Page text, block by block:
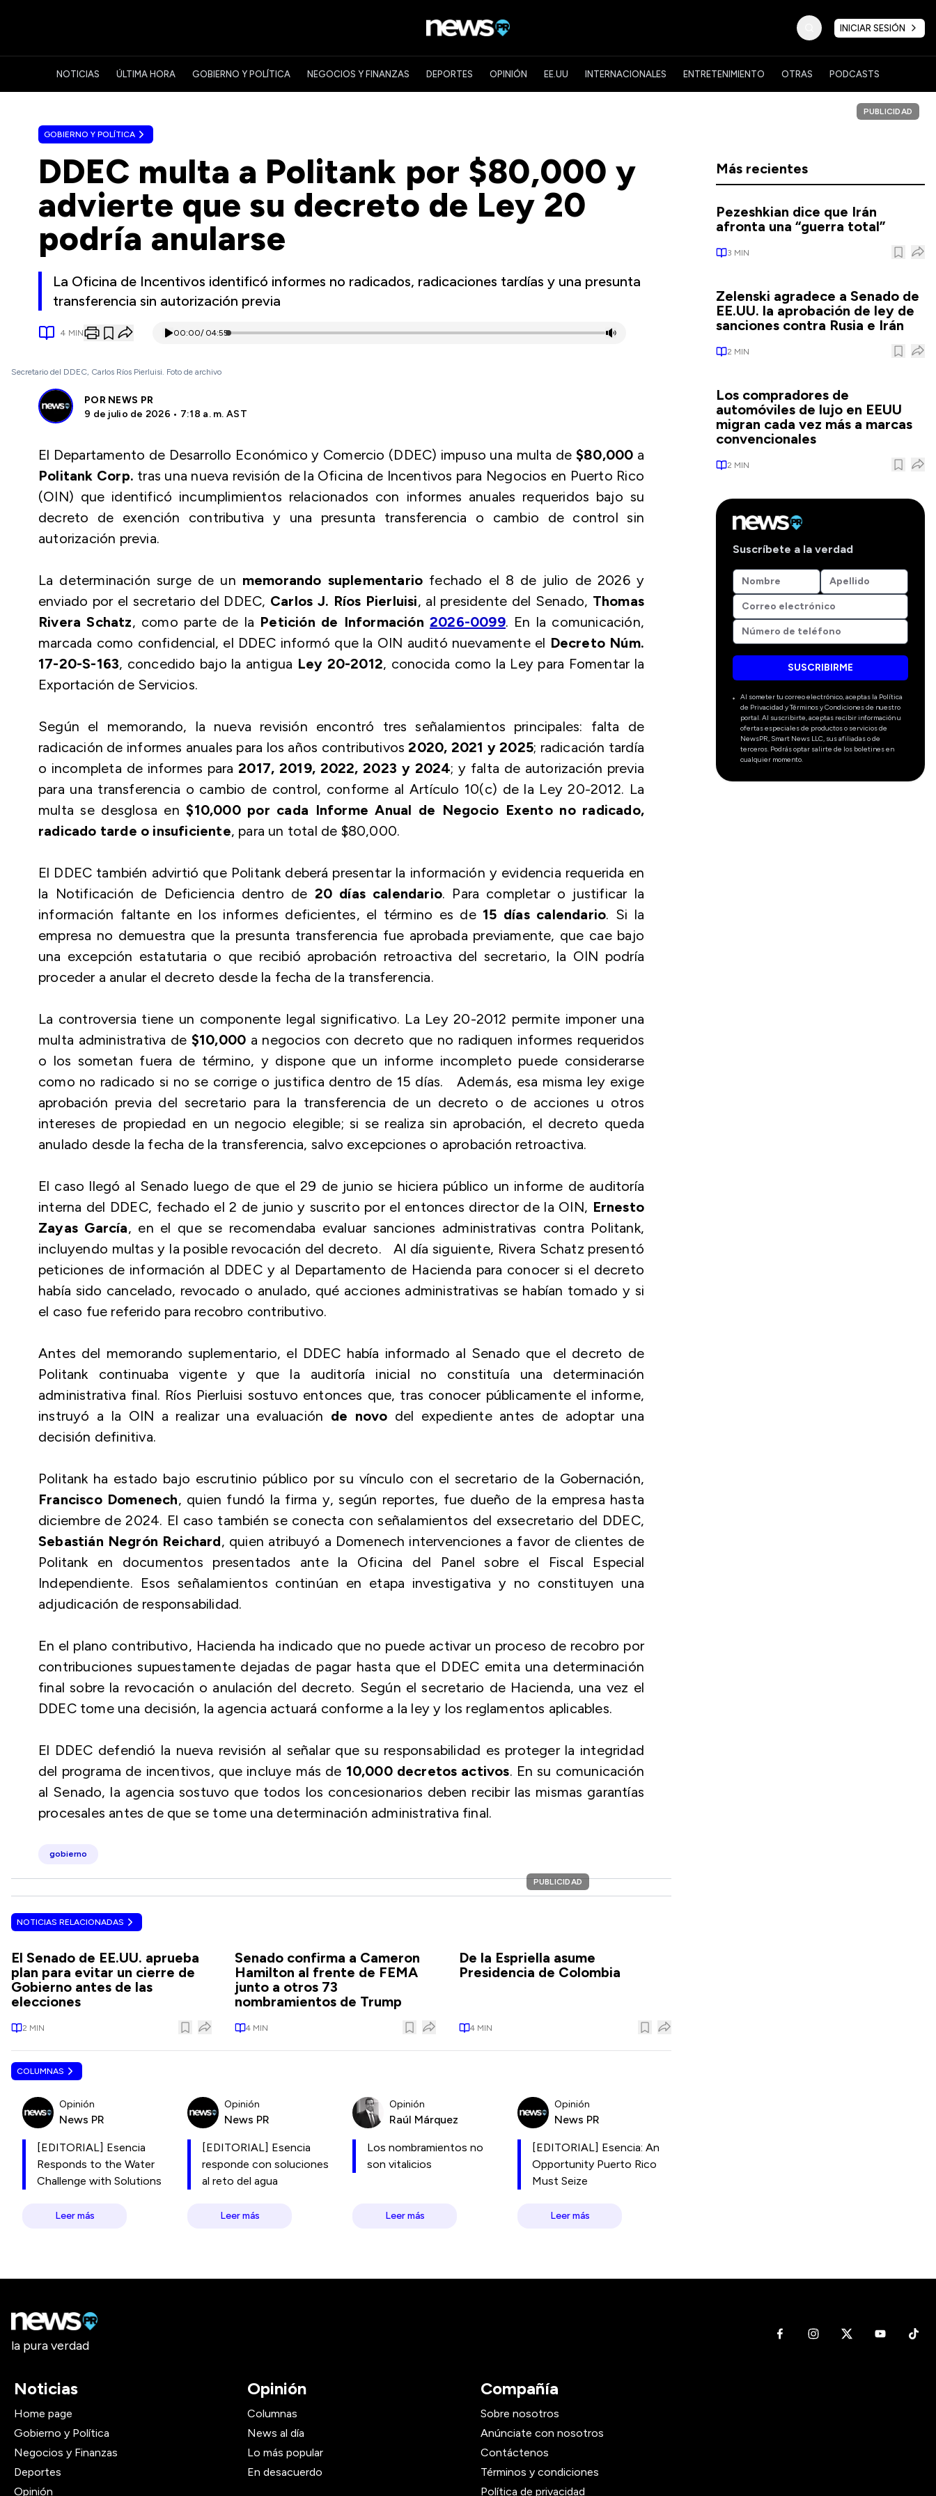
INICIAR SESIÓN
NOTICIAS ÚLTIMA HORA GOBIERNO Y POLÍTICA NEGOCIOS Y FINANZAS DEPORTES OPINIÓN EE.UU INTERNACIONALES ENTRETENIMIENTO OTRAS PODCASTS
GOBIERNO Y POLÍTICA
DDEC multa a Politank por $80,000 y
advierte que su decreto de Ley 20
podría anularse
La Oficina de Incentivos identificó informes no radicados, radicaciones tardías y una presunta
transferencia sin autorización previa
4 MIN 00:00/ 04:55
Secretario del DDEC, Carlos Ríos Pierluisi. Foto de archivo
POR NEWS PR
9 de julio de 2026 • 7:18 a. m. AST
El Departamento de Desarrollo Económico y Comercio (DDEC) impuso una multa de $80,000 a
Politank Corp. tras una nueva revisión de la Oficina de Incentivos para Negocios en Puerto Rico
(OIN) que identificó incumplimientos relacionados con informes anuales requeridos bajo su
decreto de exención contributiva y una presunta transferencia o cambio de control sin
autorización previa.
La determinación surge de un memorando suplementario fechado el 8 de julio de 2026 y
enviado por el secretario del DDEC, Carlos J. Ríos Pierluisi, al presidente del Senado, Thomas
Rivera Schatz, como parte de la Petición de Información2026-0099. En la comunicación,
marcada como confidencial, el DDEC informó que la OIN auditó nuevamente el Decreto Núm.
17-20-S-163, concedido bajo la antigua Ley 20-2012, conocida como la Ley para Fomentar la
Exportación de Servicios.
Según el memorando, la nueva revisión encontró tres señalamientos principales: falta de
radicación de informes anuales para los años contributivos2020, 2021 y 2025; radicación tardía
o incompleta de informes para2017, 2019, 2022, 2023 y 2024; y falta de autorización previa
para una transferencia o cambio de control, conforme al Artículo 10(c) de la Ley 20-2012. La
multa se desglosa en$10,000 por cada Informe Anual de Negocio Exento no radicado,
radicado tarde o insuficiente, para un total de $80,000.
El DDEC también advirtió que Politank deberá presentar la información y evidencia requerida en
la Notificación de Deficiencia dentro de 20 días calendario. Para completar o justificar la
información faltante en los informes deficientes, el término es de 15 días calendario. Si la
empresa no demuestra que la presunta transferencia fue aprobada previamente, que cae bajo
una excepción estatutaria o que recibió aprobación retroactiva del secretario, la OIN podría
proceder a anular el decreto desde la fecha de la transferencia.
La controversia tiene un componente legal significativo. La Ley 20-2012 permite imponer una
multa administrativa de $10,000 a negocios con decreto que no radiquen informes requeridos
o los sometan fuera de término, y dispone que un informe incompleto puede considerarse
como no radicado si no se corrige o justifica dentro de 15 días. Además, esa misma ley exige
aprobación previa del secretario para la transferencia de un decreto o de acciones u otros
intereses de propiedad en un negocio elegible; si se realiza sin aprobación, el decreto queda
anulado desde la fecha de la transferencia, salvo excepciones o aprobación retroactiva.
El caso llegó al Senado luego de que el 29 de junio se hiciera público un informe de auditoría
interna del DDEC, fechado el 2 de junio y suscrito por el entonces director de la OIN, Ernesto
Zayas García, en el que se recomendaba evaluar sanciones administrativas contra Politank,
incluyendo multas y la posible revocación del decreto. Al día siguiente, Rivera Schatz presentó
peticiones de información al DDEC y al Departamento de Hacienda para conocer si el decreto
había sido cancelado, revocado o anulado, qué acciones administrativas se habían tomado y si
el caso fue referido para recobro contributivo.
Antes del memorando suplementario, el DDEC había informado al Senado que el decreto de
Politank continuaba vigente y que la auditoría inicial no constituía una determinación
administrativa final. Ríos Pierluisi sostuvo entonces que, tras conocer públicamente el informe,
instruyó a la OIN a realizar una evaluación de novo del expediente antes de adoptar una
decisión definitiva.
Politank ha estado bajo escrutinio público por su vínculo con el secretario de la Gobernación,
Francisco Domenech, quien fundó la firma y, según reportes, fue dueño de la empresa hasta
diciembre de 2024. El caso también se conecta con señalamientos del exsecretario del DDEC,
Sebastián Negrón Reichard, quien atribuyó a Domenech intervenciones a favor de clientes de
Politank en documentos presentados ante la Oficina del Panel sobre el Fiscal Especial
Independiente. Esos señalamientos continúan en etapa investigativa y no constituyen una
adjudicación de responsabilidad.
En el plano contributivo, Hacienda ha indicado que no puede activar un proceso de recobro por
contribuciones supuestamente dejadas de pagar hasta que el DDEC emita una determinación
final sobre la revocación o anulación del decreto. Según el secretario de Hacienda, una vez el
DDEC tome una decisión, la agencia actuará conforme a la ley y los reglamentos aplicables.
El DDEC defendió la nueva revisión al señalar que su responsabilidad es proteger la integridad
del programa de incentivos, que incluye más de 10,000 decretos activos. En su comunicación
al Senado, la agencia sostuvo que todos los concesionarios deben recibir las mismas garantías
procesales antes de que se tome una determinación administrativa final.
gobierno
PUBLICIDAD
NOTICIAS RELACIONADAS
El Senado de EE.UU. aprueba
plan para evitar un cierre de
Gobierno antes de las
elecciones
2 MIN
Senado confirma a Cameron
Hamilton al frente de FEMA
junto a otros 73
nombramientos de Trump
4 MIN
De la Espriella asume
Presidencia de Colombia
4MIN
COLUMNAS
Opinión
News PR
[EDITORIAL] Esencia
Responds to the Water
Challenge with Solutions
Leer más
Opinión
News PR
[EDITORIAL] Esencia
responde con soluciones
al reto del agua
Leer más
Opinión
Raúl Márquez
Los nombramientos no
son vitalicios
Leer más
Opinión
News PR
[EDITORIAL] Esencia: An
Opportunity Puerto Rico
Must Seize
Leer más
PUBLICIDAD
Más recientes
Pezeshkian dice que Irán
afronta una “guerra total”
3 MIN
Zelenski agradece a Senado de
EE.UU. la aprobación de ley de
sanciones contra Rusia e Irán
2 MIN
Los compradores de
automóviles de lujo en EEUU
migran cada vez más a marcas
convencionales
2 MIN
Suscríbete a la verdad
SUSCRIBIRME
Al someter tu correo electrónico, aceptas la Política
de Privacidad y Términos y Condiciones de nuestro
portal. Al suscribirte, aceptas recibir información u
ofertas especiales de productos o servicios de
NewsPR, Smart News LLC, sus afiliadas o de
terceros. Podrás optar salirte de los boletines en
cualquier momento.
la pura verdad
Noticias
Home page
Gobierno y Política
Negocios y Finanzas
Deportes
Opinión
Opinión
Columnas
News al día
Lo más popular
En desacuerdo
Compañía
Sobre nosotros
Anúnciate con nosotros
Contáctenos
Términos y condiciones
Política de privacidad